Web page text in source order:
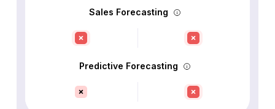
Sales Forecasting
Predictive Forecasting